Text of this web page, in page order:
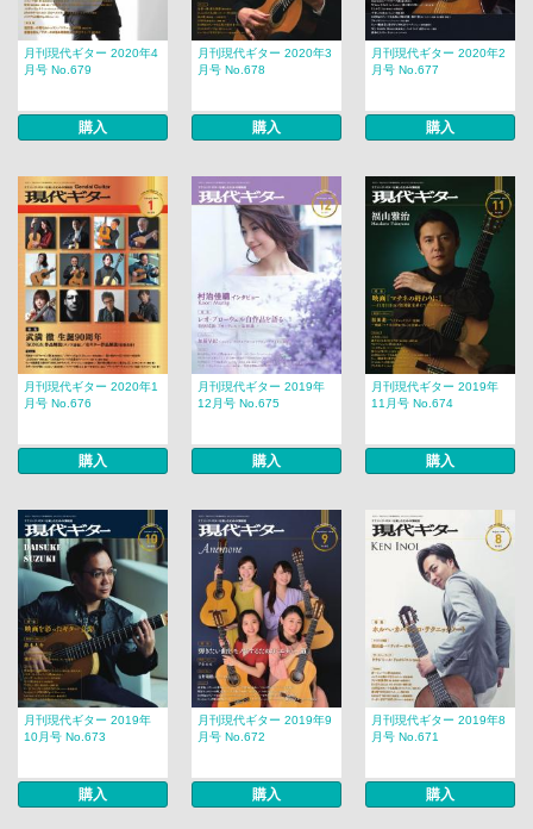
月刊現代ギター 2020年4
月号 No.679
購入
月刊現代ギター 2020年3
月号 No.678
購入
月刊現代ギター 2020年2
月号 No.677
購入
月刊現代ギター 2020年1
月号 No.676
購入
月刊現代ギター 2019年
12月号 No.675
購入
月刊現代ギター 2019年
11月号 No.674
購入
月刊現代ギター 2019年
10月号 No.673
購入
月刊現代ギター 2019年9
月号 No.672
購入
月刊現代ギター 2019年8
月号 No.671
購入